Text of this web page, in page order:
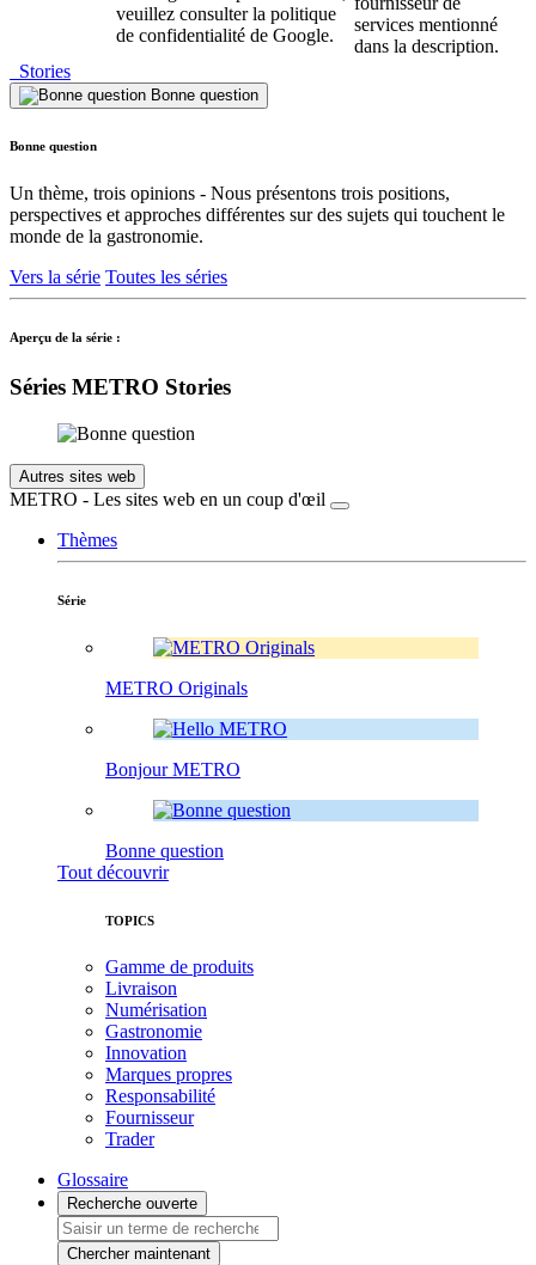
veuillez consulter la politique
de confidentialité de Google.
services mentionné
dans la description.
Stories
Bonne question
Bonne question
Un thème, trois opinions - Nous présentons trois positions,
perspectives et approches différentes sur des sujets qui touchent le
monde de la gastronomie.
Vers la série Toutes les séries
Aperçu de la série :
Séries METRO Stories
Autres sites web
METRO - Les sites web en un coup d'œil
Thèmes
Série
METRO Originals
Bonjour METRO
Bonne question
Tout découvrir
TOPICS
Gamme de produits
Livraison
Numérisation
Gastronomie
Innovation
Marques propres
Responsabilité
Fournisseur
Trader
Glossaire
Recherche ouverte
Chercher maintenant